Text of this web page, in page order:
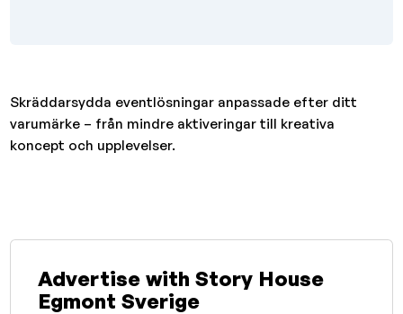
Skräddarsydda eventlösningar anpassade efter ditt
varumärke – från mindre aktiveringar till kreativa
koncept och upplevelser.
Advertise with Story House
Egmont Sverige